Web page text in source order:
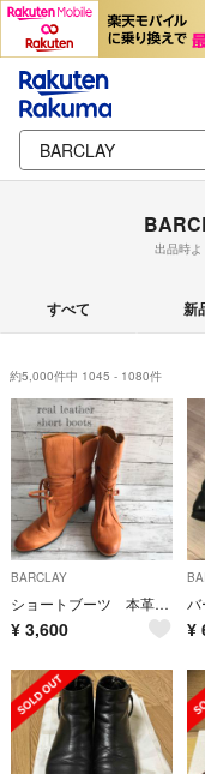
出品時
すべて 新
約5,000件中 1045 - 1080件
BARCLAY
ショートブーツ 本革 2way リボン リアルレザー
¥ 3,600 ¥